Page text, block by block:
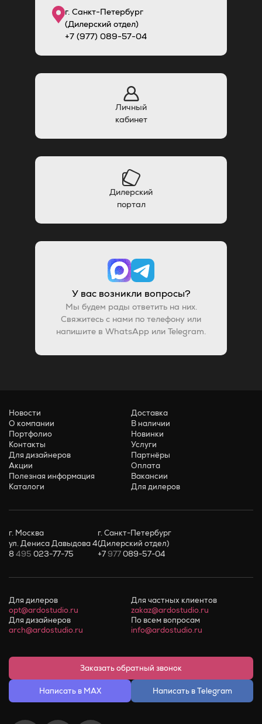
г. Санкт-Петербург
(Дилерский отдел)
+7 (977) 089-57-04
Личный
кабинет
Дилерский
портал
У вас возникли вопросы?
Мы будем рады ответить на них.
Свяжитесь с нами по телефону или
напишите в WhatsApp или Telegram.
Новости
О компании
Портфолио
Контакты
Для дизайнеров
Акции
Полезная информация
Каталоги
Доставка
В наличии
Новинки
Услуги
Партнёры
Оплата
Вакансии
Для дилеров
г. Москва
ул. Дениса Давыдова 4
8495 023-77-75
г. Санкт-Петербург
(Дилерский отдел)
+7977089-57-04
Для дилеров
opt@ardostudio.ru
Для частных клиентов
zakaz@ardostudio.ru
Для дизайнеров
arch@ardostudio.ru
По всем вопросам
info@ardostudio.ru
Заказать обратный звонок
Написать в MAX Написать в Telegram